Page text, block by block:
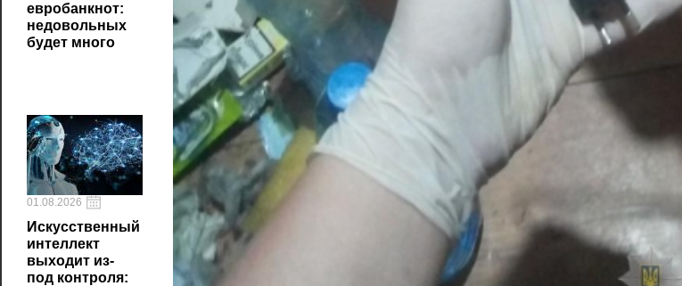
евробанкнот:
недовольных
будет много
01.08.2026
Искусственный
интеллект
выходит из-
под контроля: